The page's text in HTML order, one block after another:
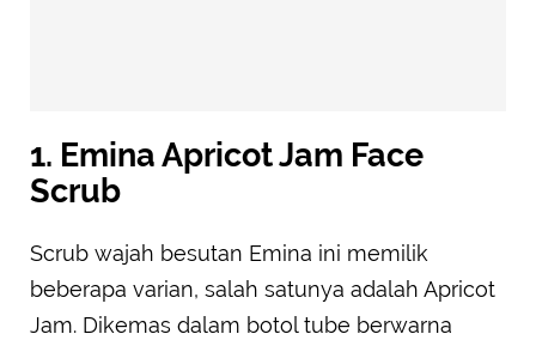
1. Emina Apricot Jam Face
Scrub
Scrub wajah besutan Emina ini memilik
beberapa varian, salah satunya adalah Apricot
Jam. Dikemas dalam botol tube berwarna